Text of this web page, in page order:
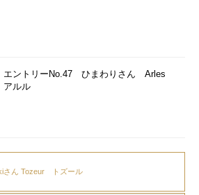
エントリーNo.47 ひまわりさん Arles
アルル
さん Tozeur トズール